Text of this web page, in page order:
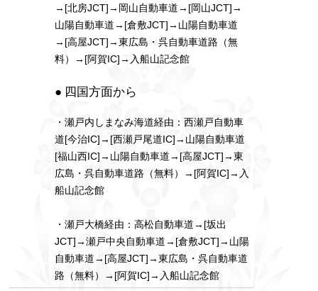
→[北房JCT]→岡山自動車道→[岡山JCT]→
山陽自動車道→[倉敷JCT]→山陽自動車道
→[高屋JCT]→東広島・呉自動車道路（無
料）→[阿賀IC]→入船山記念館
● 四国方面から
・瀬戸内しまなみ海道経由：西瀬戸自動車
道[今治IC]→[西瀬戸尾道IC]→山陽自動車道
[福山西IC]→山陽自動車道→[高屋JCT]→東
広島・呉自動車道路（無料）→[阿賀IC]→入
船山記念館
・瀬戸大橋経由：高松自動車道→[坂出
JCT]→瀬戸中央自動車道→[倉敷JCT]→山陽
自動車道→[高屋JCT]→東広島・呉自動車道
路（無料）→[阿賀IC]→入船山記念館